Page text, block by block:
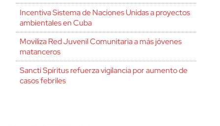
Incentiva Sistema de Naciones Unidas a proyectos
ambientales en Cuba
Moviliza Red Juvenil Comunitaria a más jóvenes
matanceros
Sancti Spíritus refuerza vigilancia por aumento de
casos febriles